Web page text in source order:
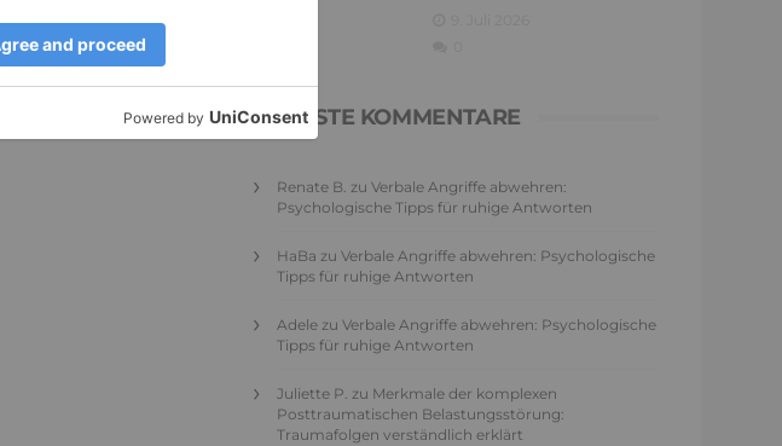
NEUESTE KOMMENTARE
Renate B. zu Verbale Angriffe abwehren:
Psychologische Tipps für ruhige Antworten
HaBa zu Verbale Angriffe abwehren: Psychologische
Tipps für ruhige Antworten
Adele zu Verbale Angriffe abwehren: Psychologische
Tipps für ruhige Antworten
Juliette P. zu Merkmale der komplexen
Posttraumatischen Belastungsstörung:
Traumafolgen verständlich erklärt